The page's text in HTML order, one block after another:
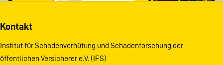
Kontakt
Institut für Schadenverhütung und Schadenforschung der
öffentlichen Versicherer e.V. (IFS)